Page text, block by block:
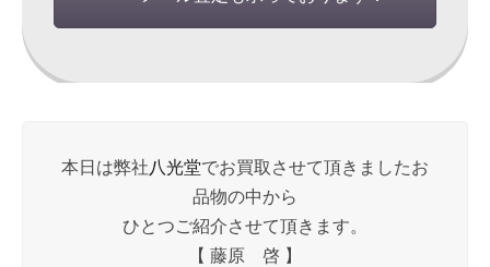
本日は弊社八光堂でお買取させて頂きましたお
品物の中から
ひとつご紹介させて頂きます。
【 藤原 啓 】